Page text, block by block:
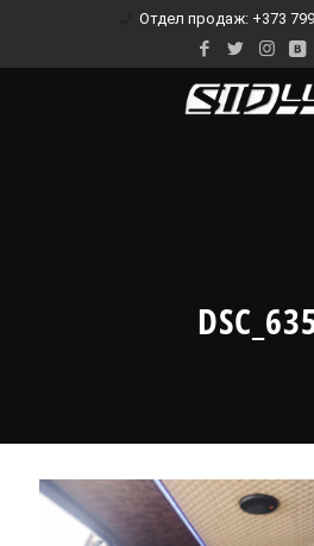
Отдел продаж: +373 799